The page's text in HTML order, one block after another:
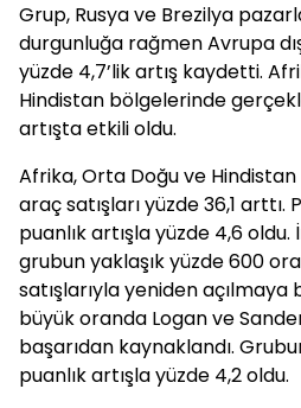
Grup, Rusya ve Brezilya
durgunluğa rağmen Avrupa
yüzde 4,7’lik artış kaydetti.
Hindistan bölgelerinde
artışta etkili oldu.
Afrika, Orta Doğu ve
araç satışları yüzde 36,1 arttı.
puanlık artışla yüzde 4,6 oldu.
grubun yaklaşık yüzde 600
satışlarıyla yeniden açılmaya
büyük oranda Logan ve
başarıdan kaynaklandı.
puanlık artışla yüzde 4,2 oldu.